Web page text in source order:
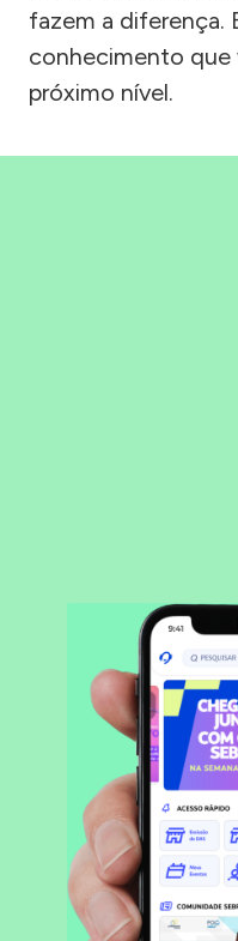
fazem a diferença.
conhecimento que
próximo nível.